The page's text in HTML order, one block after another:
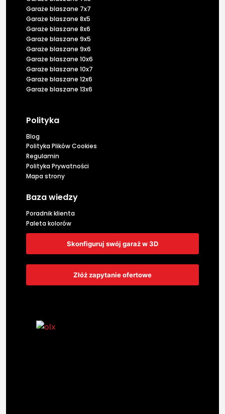
Garaże blaszane 7x7
Garaże blaszane 8x5
Garaże blaszane 8x6
Garaże blaszane 9x5
Garaże blaszane 9x6
Garaże blaszane 10x6
Garaże blaszane 10x7
Garaże blaszane 12x6
Garaże blaszane 13x6
Polityka
Blog
Polityka Plików Cookies
Regulamin
Polityka Prywatności
Mapa strony
Baza wiedzy
Poradnik klienta
Paleta kolorów
Skonfiguruj swój garaż w 3D
Złóż zapytanie ofertowe